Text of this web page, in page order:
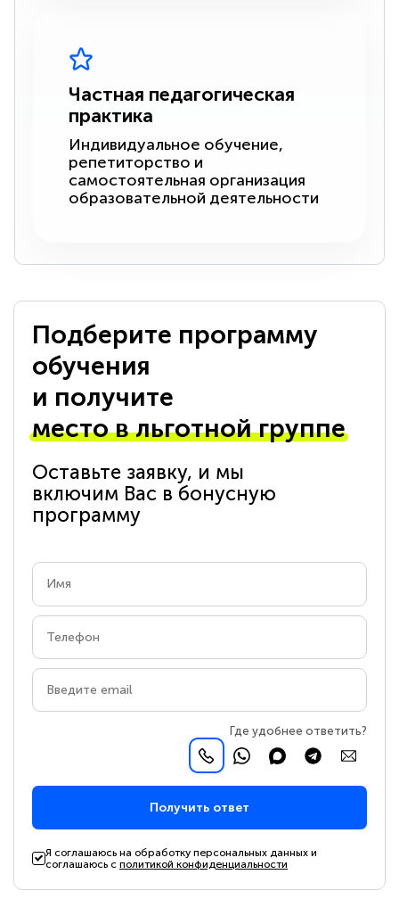
Частная педагогическая
практика
Индивидуальное обучение,
репетиторство и
самостоятельная организация
образовательной деятельности
Подберите программу
обучения
и получите
место в льготной группе
Оставьте заявку, и мы
включим Вас в бонусную
программу
Где удобнее ответить?
Получить ответ
Я соглашаюсь на обработку персональных данных и
соглашаюсь сполитикой конфиденциальности